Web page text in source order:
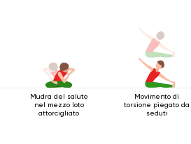
Mudra del saluto
nel mezzo loto
attorcigliato
Movimento di
torsione piegato da
seduti